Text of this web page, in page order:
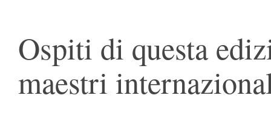
Ospiti di questa
maestri